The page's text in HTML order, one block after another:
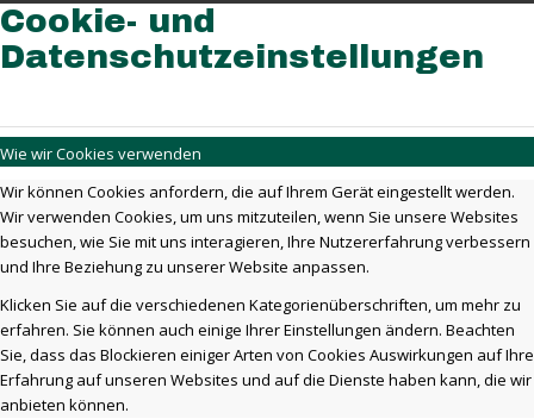
Cookie- und
Datenschutzeinstellungen
Wie wir Cookies verwenden
Wir können Cookies anfordern, die auf Ihrem Gerät eingestellt werden.
Wir verwenden Cookies, um uns mitzuteilen, wenn Sie unsere Websites
besuchen, wie Sie mit uns interagieren, Ihre Nutzererfahrung verbessern
und Ihre Beziehung zu unserer Website anpassen.
Klicken Sie auf die verschiedenen Kategorienüberschriften, um mehr zu
erfahren. Sie können auch einige Ihrer Einstellungen ändern. Beachten
Sie, dass das Blockieren einiger Arten von Cookies Auswirkungen auf Ihre
Erfahrung auf unseren Websites und auf die Dienste haben kann, die wir
anbieten können.